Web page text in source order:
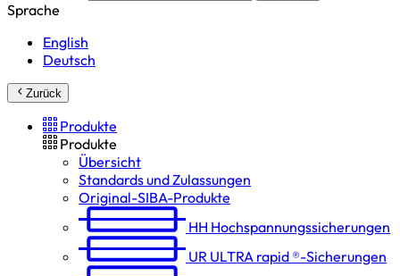
Sprache
English
Deutsch
Zurück
Produkte
Produkte
Übersicht
Standards und Zulassungen
Original-SIBA-Produkte
HH Hochspannungs­sicherungen
UR ULTRA rapid ®-Sicherungen